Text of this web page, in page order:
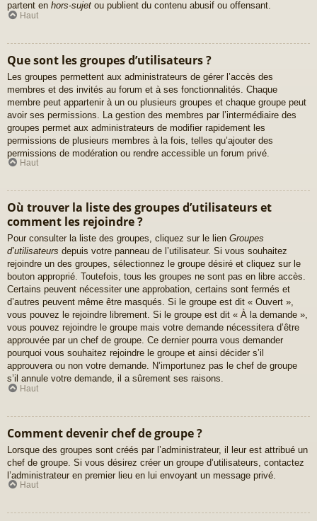
partent en hors-sujet ou publient du contenu abusif ou offensant.
Haut
Que sont les groupes d’utilisateurs ?
Les groupes permettent aux administrateurs de gérer l’accès des
membres et des invités au forum et à ses fonctionnalités. Chaque
membre peut appartenir à un ou plusieurs groupes et chaque groupe peut
avoir ses permissions. La gestion des membres par l’intermédiaire des
groupes permet aux administrateurs de modifier rapidement les
permissions de plusieurs membres à la fois, telles qu’ajouter des
permissions de modération ou rendre accessible un forum privé.
Haut
Où trouver la liste des groupes d’utilisateurs et
comment les rejoindre ?
Pour consulter la liste des groupes, cliquez sur le lien Groupes
d’utilisateurs depuis votre panneau de l’utilisateur. Si vous souhaitez
rejoindre un des groupes, sélectionnez le groupe désiré et cliquez sur le
bouton approprié. Toutefois, tous les groupes ne sont pas en libre accès.
Certains peuvent nécessiter une approbation, certains sont fermés et
d’autres peuvent même être masqués. Si le groupe est dit « Ouvert »,
vous pouvez le rejoindre librement. Si le groupe est dit « À la demande »,
vous pouvez rejoindre le groupe mais votre demande nécessitera d’être
approuvée par un chef de groupe. Ce dernier pourra vous demander
pourquoi vous souhaitez rejoindre le groupe et ainsi décider s’il
approuvera ou non votre demande. N’importunez pas le chef de groupe
s’il annule votre demande, il a sûrement ses raisons.
Haut
Comment devenir chef de groupe ?
Lorsque des groupes sont créés par l’administrateur, il leur est attribué un
chef de groupe. Si vous désirez créer un groupe d’utilisateurs, contactez
l’administrateur en premier lieu en lui envoyant un message privé.
Haut